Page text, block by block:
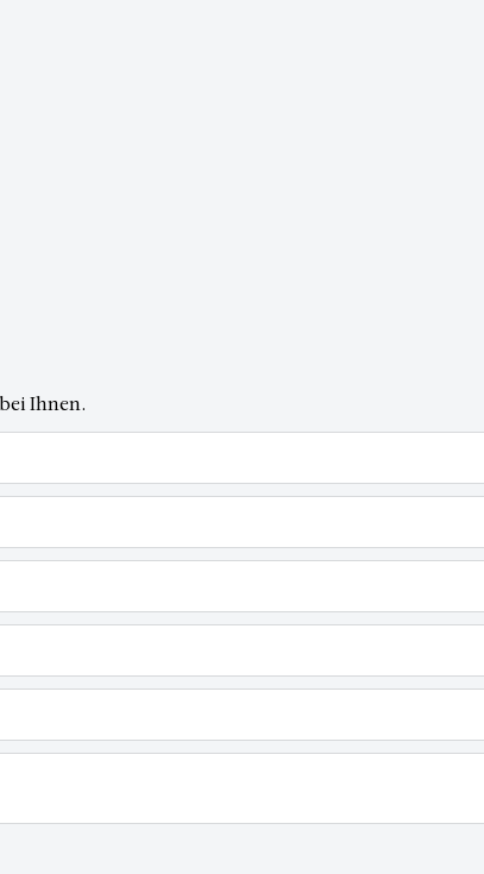
Ihnen.